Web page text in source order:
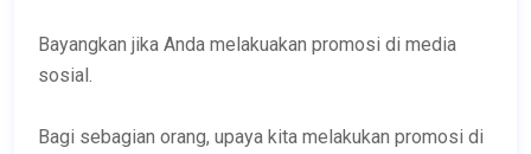
Bayangkan jika Anda melakuakan promosi di media
sosial.
Bagi sebagian orang, upaya kita melakukan promosi di